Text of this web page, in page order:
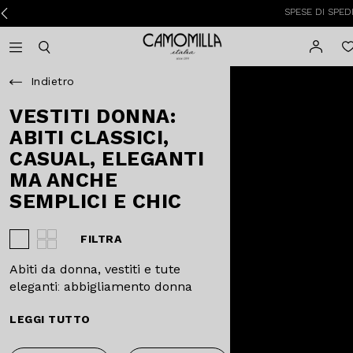
SPESE DI
Camomilla Italia®
Indietro
VESTITI DONNA:
ABITI CLASSICI,
CASUAL, ELEGANTI
MA ANCHE
SEMPLICI E CHIC
FILTRA
Abiti da donna, vestiti e tute
eleganti: abbigliamento donna
ogni guardaroba che si rispetti. Il
LEGGI TUTTO